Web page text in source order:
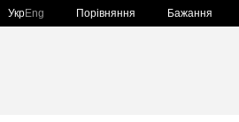
УкрEng Порівняння Бажання